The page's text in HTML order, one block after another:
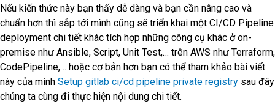
Nếu kiến thức này bạn thấy dễ dàng và bạn cần nâng cao và
chuẩn hơn thì sắp tới mình cũng sẽ triển khai một CI/CD Pipeline
deployment chi tiết khác tích hợp những công cụ khác ở on-
premise như Ansible, Script, Unit Test,… trên AWS như Terraform,
CodePipeline,… hoặc cơ bản hơn bạn có thể tham khảo bài viết
này của mình Setup gitlab ci/cd pipeline private registry sau đây
chúng ta cùng đi thực hiện nội dung chi tiết.